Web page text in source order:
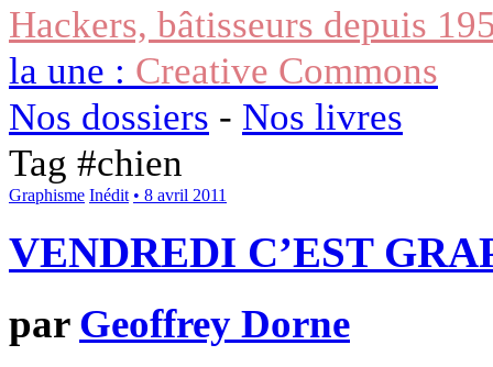
Hackers, bâtisseurs depuis
la une : Creative Commons
Nos dossiers - Nos livres
Tag #chien
Graphisme Inédit • 8 avril 2011
VENDREDI C’EST
par Geoffrey Dorne